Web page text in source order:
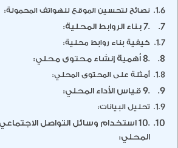
نصائح لتحسين الموقع للهواتف المحمولة:
.7 بناء الروابط المحلية:
كيفية بناء روابط محلية:
.8 أهمية إنشاء محتوى محلي:
أمثلة على المحتوى المحلي:
.9 قياس الأداء المحلي:
تحليل البيانات:
.10 استخدام وسائل التواصل
المحلي: